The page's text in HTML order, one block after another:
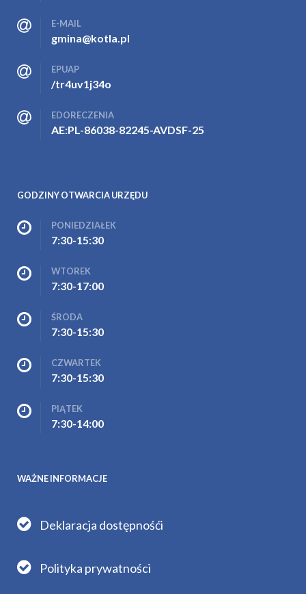
E-MAIL
gmina@kotla.pl
EPUAP
/tr4uv1j34o
EDORECZENIA
AE:PL-86038-82245-AVDSF-25
GODZINY OTWARCIA URZĘDU
PONIEDZIAŁEK
7:30-15:30
WTOREK
7:30-17:00
ŚRODA
7:30-15:30
CZWARTEK
7:30-15:30
PIĄTEK
7:30-14:00
WAŻNE INFORMACJE
Deklaracja dostępnośći
Polityka prywatności